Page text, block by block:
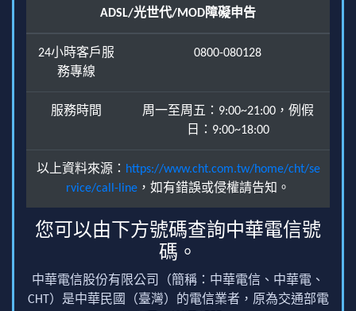
ADSL/光世代/MOD障礙申告
24小時客戶服
務專線
0800-080128
服務時間
周一至周五：9:00~21:00，例假
日：9:00~18:00
以上資料來源： https://www.cht.com.tw/home/cht/se
rvice/call-line ，如有錯誤或侵權請告知。
您可以由下方號碼查詢中華電信號
碼。
中華電信股份有限公司（簡稱：中華電信、中華電、
CHT）是中華民國（臺灣）的電信業者，原為交通部電